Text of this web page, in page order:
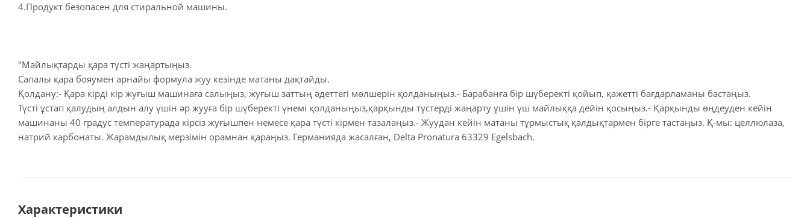
4.Продукт безопасен для стиральной машины.
"Майлықтарды қара түсті жаңартыңыз.
Сапалы қара бояумен арнайы формула жуу кезінде матаны дақтайды.
Қолдану:- Қара кірді кір жуғыш машинаға салыңыз, жуғыш заттың әдеттегі мөлшерін қолданыңыз.- Барабанға бір шүберекті қойып, қажетті бағдарламаны бастаңыз.
Түсті ұстап қалудың алдын алу үшін әр жууға бір шүберекті үнемі қолданыңыз,қарқынды түстерді жаңарту үшін үш майлыққа дейін қосыңыз.- Қарқынды өңдеуден кейін
машинаны 40 градус температурада кірсіз жуғышпен немесе қара түсті кірмен тазалаңыз.- Жуудан кейін матаны тұрмыстық қалдықтармен бірге тастаңыз. Қ-мы: целлюлаза,
натрий карбонаты. Жарамдылық мерзімін орамнан қараңыз. Германияда жасалған, Delta Pronatura 63329 Egelsbach.
Характеристики